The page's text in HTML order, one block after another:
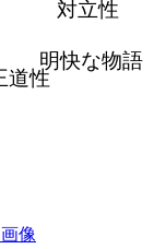
対立性
明快な物語
道性